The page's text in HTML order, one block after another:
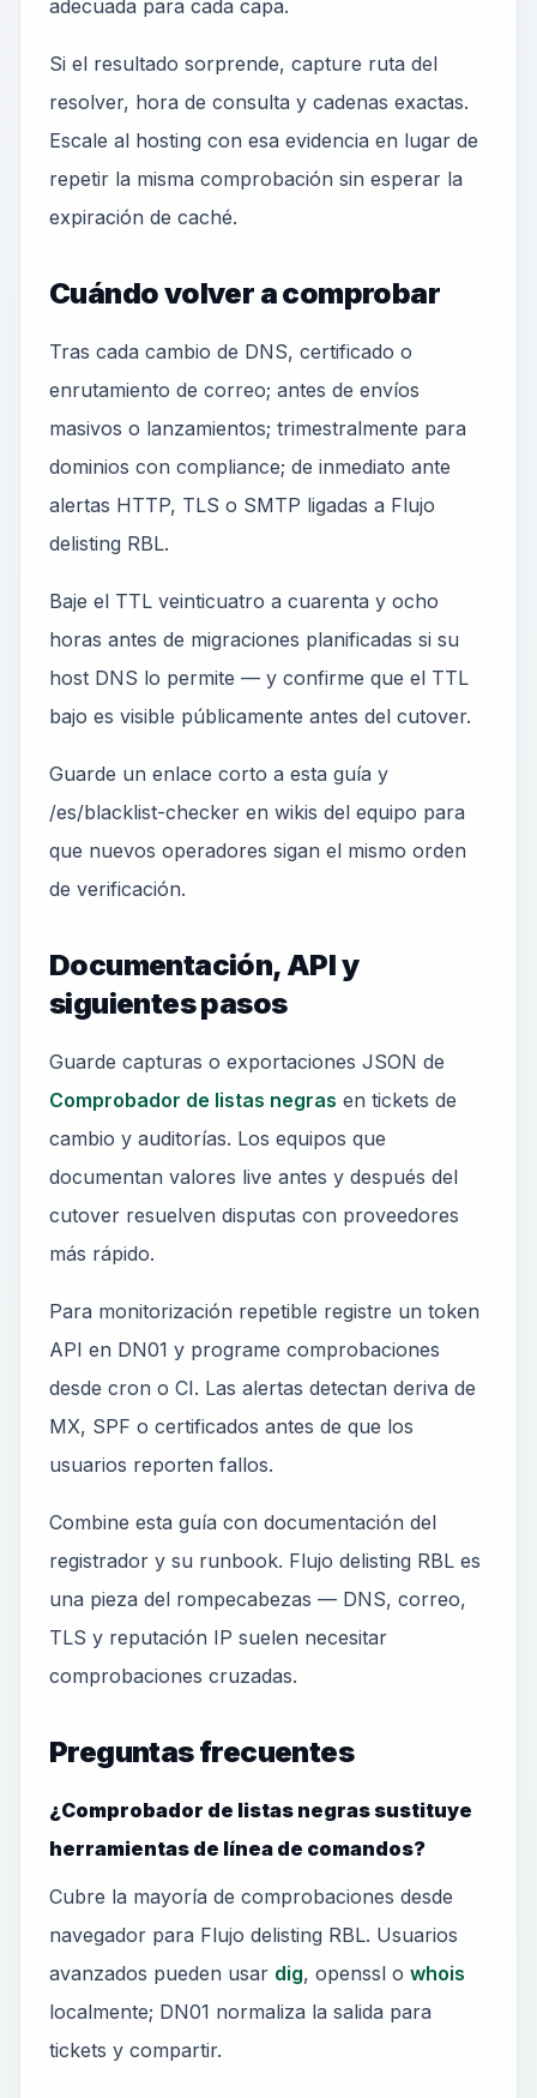
adecuada para cada capa.
Si el resultado sorprende, capture ruta del
resolver, hora de consulta y cadenas exactas.
Escale al hosting con esa evidencia en lugar de
repetir la misma comprobación sin esperar la
expiración de caché.
Cuándo volver a comprobar
Tras cada cambio de DNS, certificado o
enrutamiento de correo; antes de envíos
masivos o lanzamientos; trimestralmente para
dominios con compliance; de inmediato ante
alertas HTTP, TLS o SMTP ligadas a Flujo
delisting RBL.
Baje el TTL veinticuatro a cuarenta y ocho
horas antes de migraciones planificadas si su
host DNS lo permite — y confirme que el TTL
bajo es visible públicamente antes del cutover.
Guarde un enlace corto a esta guía y
/es/blacklist-checker en wikis del equipo para
que nuevos operadores sigan el mismo orden
de verificación.
Documentación, API y
siguientes pasos
Guarde capturas o exportaciones JSON de
Comprobador de listas negras en tickets de
cambio y auditorías. Los equipos que
documentan valores live antes y después del
cutover resuelven disputas con proveedores
más rápido.
Para monitorización repetible registre un token
API en DN01 y programe comprobaciones
desde cron o CI. Las alertas detectan deriva de
MX, SPF o certificados antes de que los
usuarios reporten fallos.
Combine esta guía con documentación del
registrador y su runbook. Flujo delisting RBL es
una pieza del rompecabezas — DNS, correo,
TLS y reputación IP suelen necesitar
comprobaciones cruzadas.
Preguntas frecuentes
¿Comprobador de listas negras sustituye
herramientas de línea de comandos?
Cubre la mayoría de comprobaciones desde
navegador para Flujo delisting RBL. Usuarios
avanzados pueden usar dig, openssl o whois
localmente; DN01 normaliza la salida para
tickets y compartir.